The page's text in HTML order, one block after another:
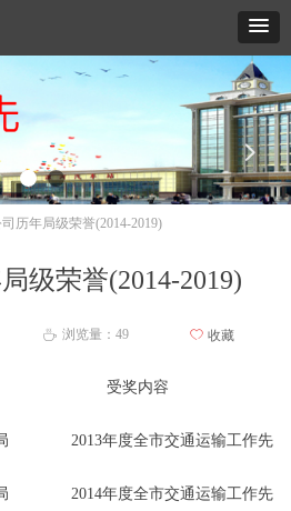
넲
级荣誉(2014-2019)
历年局级荣誉(2014-2019)
机关 受奖内容
年度全市交通运输工作先
年度全市交通运输工作先
ꄘ 浏览量： 49 ꄀ 收藏